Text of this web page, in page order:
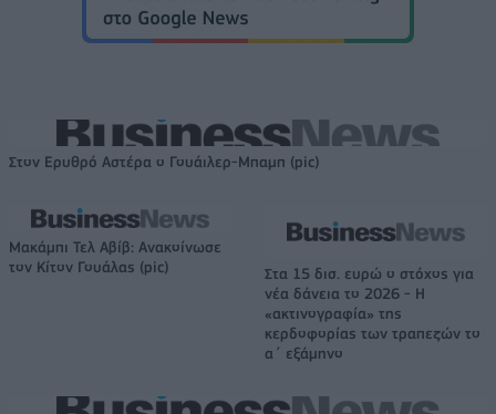
Στον Ερυθρό Αστέρα ο Γουάιλερ-Μπαμπ (pic)
Μακάμπι Τελ Αβίβ: Ανακοίνωσε
τον Κίτον Γουάλας (pic)
Στα 15 δισ. ευρώ ο στόχος για
νέα δάνεια το 2026 - Η
«ακτινογραφία» της
κερδοφορίας των τραπεζών το
α΄ εξάμηνο